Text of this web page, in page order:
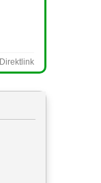
Direktlink